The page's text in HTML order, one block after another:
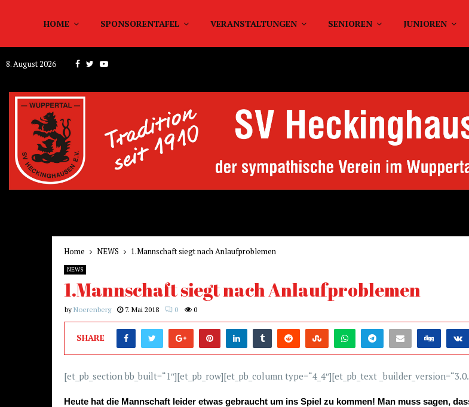
HOME SPONSORENTAFEL VERANSTALTUNGEN SENIOREN JUNIOREN
8. August 2026 Facebook
TwitterYoutube
Home NEWS 1.Mannschaft siegt nach Anlaufproblemen
NEWS
1.Mannschaft siegt nach Anlaufproblemen
by Noerenberg 7. Mai 2018 0 0
SHARE
[et_pb_section bb_built=“1″][et_pb_row][et_pb_column type=“4_4″][et_pb_text
Heute hat die Mannschaft leider etwas gebraucht um ins Spiel zu kommen! Man muss sagen,